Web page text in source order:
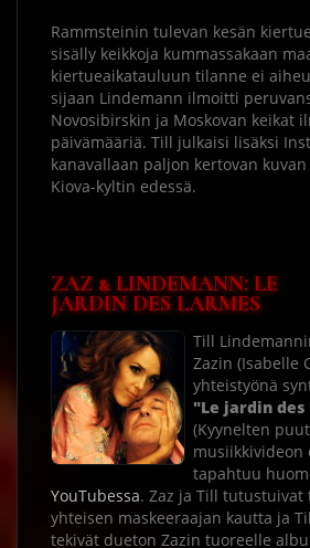
Rammsteinin tulevan kesän
sisälly keikkoja kummassakaan
kiertueaikatauluun tilanne ei
sijaan Lindemann ilmoitti
Novosibirskin ja Moskovan keikat
päivämääriä. Till julkaisi lisäksi
kanavallaan paljon kertovan
Kiova-kyltin edessä.
ZAZ & LINDEMANN: LE
JARDIN DES LARMES
Till
Zazin (Isabelle
yhteistyönä
"Le jardin
(Kyynelten
musiikkivideon
tapahtuu
YouTubessa. Zaz ja Till
yhteisen maskeeraajan kautta ja
tekivät dueton Zazin tuoreelle